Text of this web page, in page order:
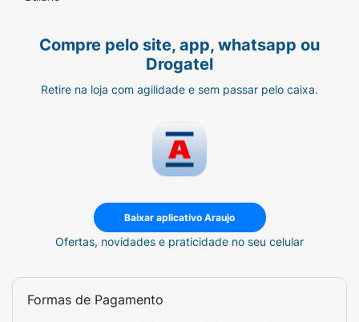
Compre pelo site, app, whatsapp ou
Drogatel
Retire na loja com agilidade e sem passar pelo caixa.
Baixar aplicativo Araujo
Ofertas, novidades e praticidade no seu celular
Formas de Pagamento